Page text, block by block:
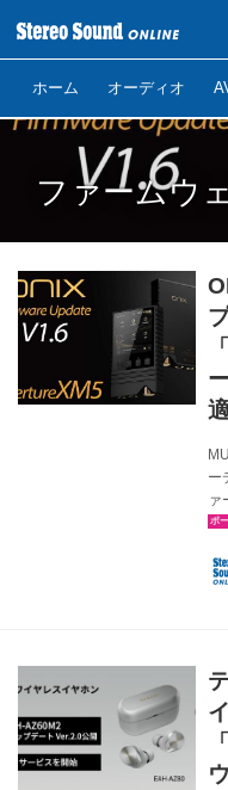
ホーム オーディオ
ファームウ
ー
ァ
新